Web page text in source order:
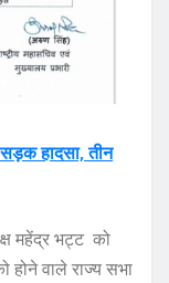
सड़क हादसा, तीन
महेंद्र भट्ट को
होने वाले राज्य सभा